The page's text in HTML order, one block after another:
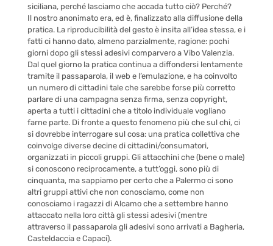
siciliana, perché lasciamo che accada tutto ciò? Perché?
Il nostro anonimato era, ed è, finalizzato alla diffusione della
pratica. La riproducibilità del gesto è insita all’idea stessa, e i
fatti ci hanno dato, almeno parzialmente, ragione: pochi
giorni dopo gli stessi adesivi comparvero a Vibo Valenzia.
Dal quel giorno la pratica continua a diffondersi lentamente
tramite il passaparola, il web e l’emulazione, e ha coinvolto
un numero di cittadini tale che sarebbe forse più corretto
parlare di una campagna senza firma, senza copyright,
aperta a tutti i cittadini che a titolo individuale vogliano
farne parte. Di fronte a questo fenomeno più che sul chi, ci
si dovrebbe interrogare sul cosa: una pratica collettiva che
coinvolge diverse decine di cittadini/consumatori,
organizzati in piccoli gruppi. Gli attacchini che (bene o male)
si conoscono reciprocamente, a tutt’oggi, sono più di
cinquanta, ma sappiamo per certo che a Palermo ci sono
altri gruppi attivi che non conosciamo, come non
conosciamo i ragazzi di Alcamo che a settembre hanno
attaccato nella loro città gli stessi adesivi (mentre
attraverso il passaparola gli adesivi sono arrivati a Bagheria,
Casteldaccia e Capaci).